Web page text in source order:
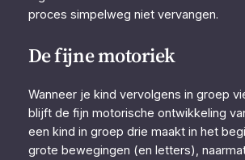
proces simpelweg niet vervangen.
De fijne motoriek
Wanneer je kind vervolgens in groep
blijft de fijn motorische ontwikkeling
een kind in groep drie maakt in het
grote bewegingen (en letters),